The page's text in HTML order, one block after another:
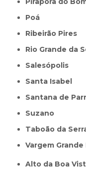
Poá
Ribeirão Pires
Rio Grande da
Salesópolis
Santa Isabel
Santana de
Suzano
Taboão da
Vargem
Alto da Boa